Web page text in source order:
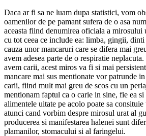
Daca ar fi sa ne luam dupa statistici, vom
oamenilor de pe pamant sufera de o asa
aceasta fiind denumirea oficiala a mirosului
cu tot ceea ce include ea: limba, gingii,
cauza unor mancaruri care se difera mai
avem adesea parte de o respiratie
avem carii, acest miros va fi si mai
mancare mai sus mentionate vor patrunde
carii, fiind mult mai greu de scos cu un
mentionam faptul ca o carie in sine, fie ea si
alimentele uitate pe acolo poate sa
atunci cand vorbim despre mirosul urat al
producerea si manifestarea halenei sunt
plamanilor, stomacului si al faringelui.